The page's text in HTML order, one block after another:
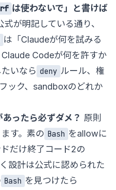
rf は使わないで」と書けば
式が明記している通り、
は「Claudeが何を試みる
Codeが何を許すか
いなら deny ルール、権
フック、sandboxのどれか
あったら必ずダメ？ 原則
す。素の Bash をallowに
だけ終了コード2の
設計は公式に認められた
Bash を見つけたら